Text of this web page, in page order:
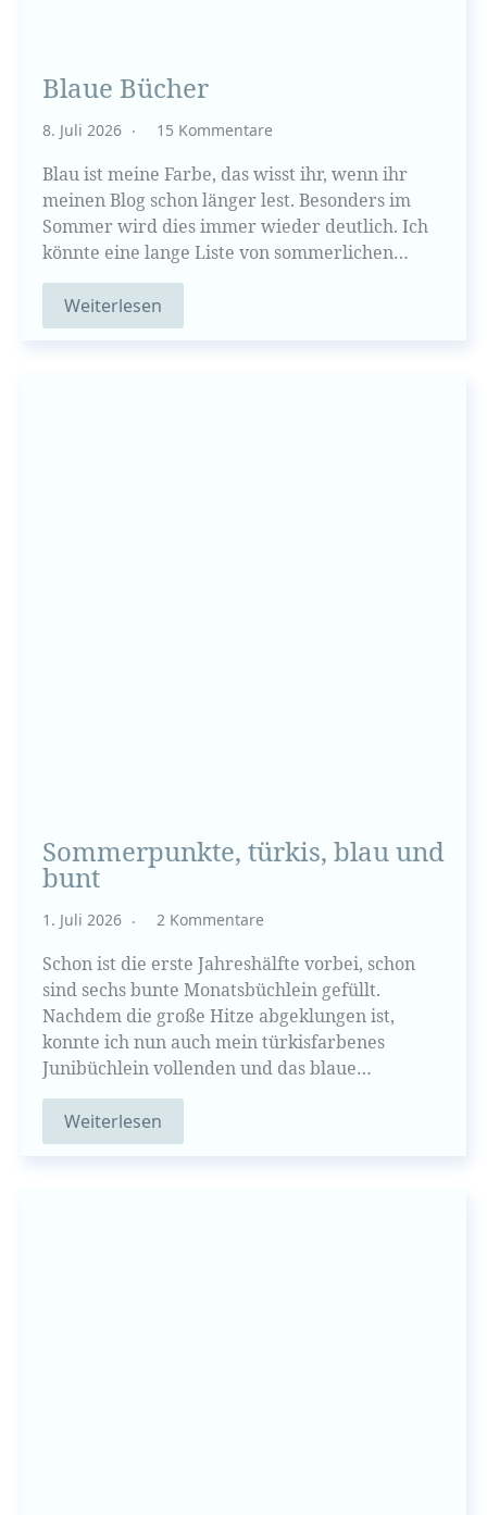
Blaue Bücher
8. Juli 2026 15 Kommentare
Blau ist meine Farbe, das wisst ihr, wenn ihr
meinen Blog schon länger lest. Besonders im
Sommer wird dies immer wieder deutlich. Ich
könnte eine lange Liste von sommerlichen…
Weiterlesen
Sommerpunkte, türkis, blau und
bunt
1. Juli 2026 2 Kommentare
Schon ist die erste Jahreshälfte vorbei, schon
sind sechs bunte Monatsbüchlein gefüllt.
Nachdem die große Hitze abgeklungen ist,
konnte ich nun auch mein türkisfarbenes
Junibüchlein vollenden und das blaue…
Weiterlesen